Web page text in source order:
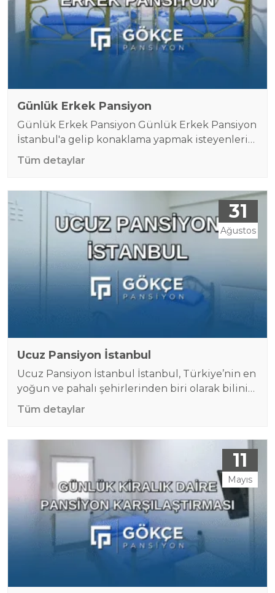
Günlük Erkek Pansiyon
Günlük Erkek Pansiyon Günlük Erkek Pansiyon
İstanbul'a gelip konaklama yapmak isteyenlerin
tercih edeceği ilk seçeneklerden birisidir.
İstanbul gibi büyük ve kalabalık bir şehirde kısa
uygun fiyatlı ve güvenilir çözümler arar.
Özellikle erkek misafirler için tasarlanmış
pansiyonlar, güvenlik ve düzen açısından
önemli avantajlar sunar. Günlük erkek pansiyon
arayışında olanlar, hem…
Tüm detaylar
31
Ağustos
Ucuz Pansiyon İstanbul
Ucuz Pansiyon İstanbul İstanbul, Türkiye’nin en
yoğun ve pahalı şehirlerinden biri olarak bilinir.
Ucuz pansiyon İstanbul için bulması zor olabilir.
Şehre iş, eğitim ya da kısa süreli ziyaret için
karşılaştığında daha ekonomik bir çözüm
arayışına girer. Bu noktada ucuz pansiyon
İstanbul aramaları öne çıkar. Pansiyonlar, hem
bütçe dostu olmaları…
Tüm detaylar
11
Mayıs